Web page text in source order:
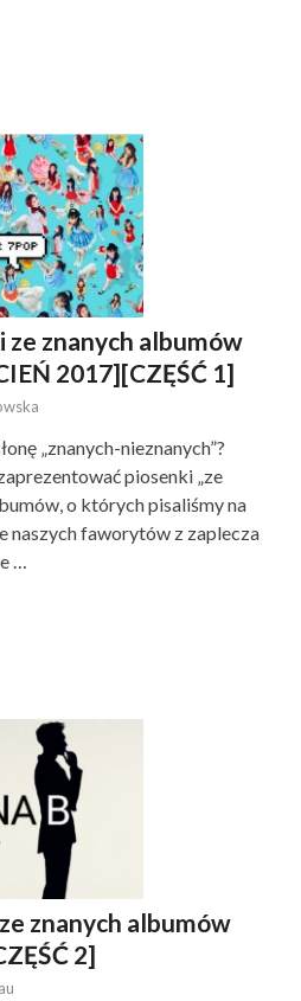
ze znanych albumów
2017][CZĘŚĆ 1]
„znanych-nieznanych”?
piosenki „ze
o których pisaliśmy na
naszych faworytów z zaplecza
…
znanych albumów
2]